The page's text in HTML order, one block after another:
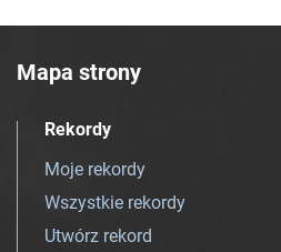
Mapa strony
Rekordy
Moje rekordy
Wszystkie rekordy
Utwórz rekord